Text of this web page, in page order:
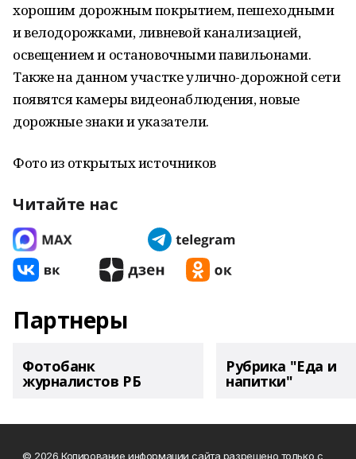
хорошим дорожным покрытием, пешеходными
и велодорожками, ливневой канализацией,
освещением и остановочными павильонами.
Также на данном участке улично-дорожной сети
появятся камеры видеонаблюдения, новые
дорожные знаки и указатели.
Фото из открытых источников
Читайте нас
Партнеры
Фотобанк
журналистов РБ
Рубрика "Еда и
напитки"
© 2026 Копирование информации сайта разрешено только с